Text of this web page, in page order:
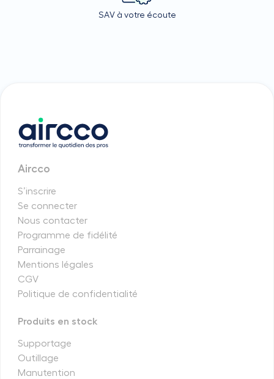
SAV à votre écoute
Aircco
S’inscrire
Se connecter
Nous contacter
Programme de fidélité
Parrainage
Mentions légales
CGV
Politique de confidentialité
Produits en stock
Supportage
Outillage
Manutention